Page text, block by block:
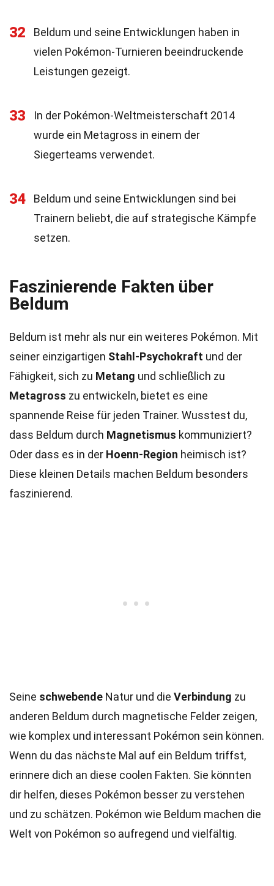
32
Beldum und seine Entwicklungen haben in
vielen Pokémon-Turnieren beeindruckende
Leistungen gezeigt.
33
In der Pokémon-Weltmeisterschaft 2014
wurde ein Metagross in einem der
Siegerteams verwendet.
34
Beldum und seine Entwicklungen sind bei
Trainern beliebt, die auf strategische Kämpfe
setzen.
Faszinierende Fakten über
Beldum
Beldum ist mehr als nur ein weiteres Pokémon. Mit
seiner einzigartigen Stahl-Psychokraft und der
Fähigkeit, sich zu Metang und schließlich zu
Metagross zu entwickeln, bietet es eine
spannende Reise für jeden Trainer. Wusstest du,
dass Beldum durch Magnetismus kommuniziert?
Oder dass es in der Hoenn-Region heimisch ist?
Diese kleinen Details machen Beldum besonders
faszinierend.
Seine schwebende Natur und die Verbindung zu
anderen Beldum durch magnetische Felder zeigen,
wie komplex und interessant Pokémon sein können.
Wenn du das nächste Mal auf ein Beldum triffst,
erinnere dich an diese coolen Fakten. Sie könnten
dir helfen, dieses Pokémon besser zu verstehen
und zu schätzen. Pokémon wie Beldum machen die
Welt von Pokémon so aufregend und vielfältig.